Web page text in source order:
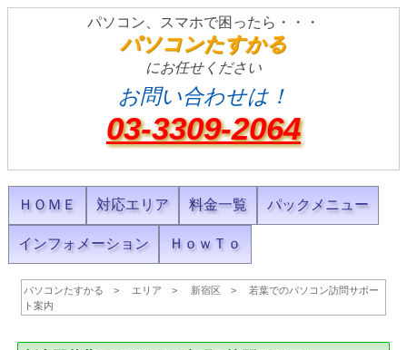
パソコン、スマホで困ったら・・・
パソコンたすかる
にお任せください
お問い合わせは！
03-3309-2064
ＨＯＭＥ 対応エリア 料金一覧 パックメニュー
インフォメーション ＨｏｗＴｏ
パソコンたすかる エリア 新宿区
若葉でのパソコン訪問サポー
ト案内